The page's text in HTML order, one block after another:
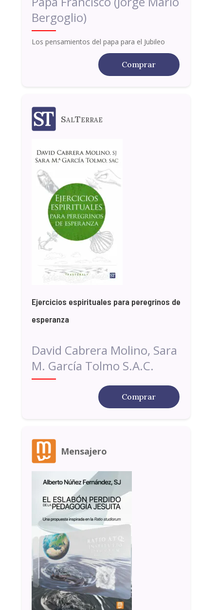
Bergoglio)
Los pensamientos del papa para el Jubileo
Comprar
SalTerrae
Ejercicios espirituales para peregrinos de
esperanza
David Cabrera Molino, Sara
M. García Tolmo S.A.C.
Comprar
Mensajero